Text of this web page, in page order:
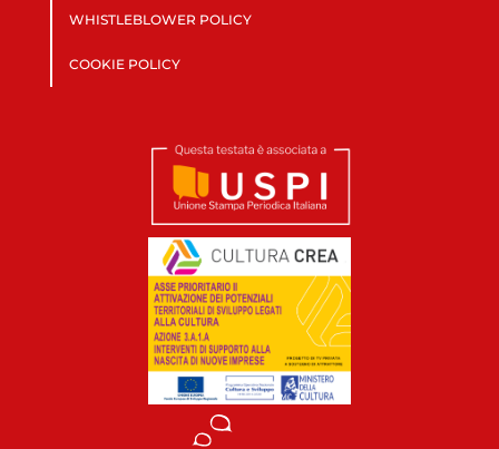
WHISTLEBLOWER POLICY
COOKIE POLICY